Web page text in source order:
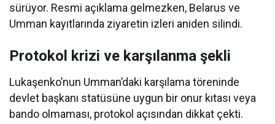
sürüyor. Resmi açıklama gelmezken, Belarus ve
Umman kayıtlarında ziyaretin izleri aniden silindi.
Protokol krizi ve karşılanma şekli
Lukaşenko’nun Umman’daki karşılama töreninde
devlet başkanı statüsüne uygun bir onur kıtası veya
bando olmaması, protokol açısından dikkat çekti.